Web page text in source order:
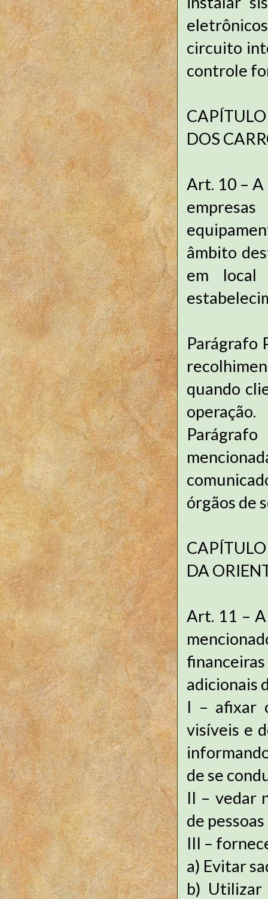
circuito
controle
DOS
Art. 10 – A
âmbito
em local
Parágrafo
quando
operação.
órgãos de
DA
Art. 11 –
adicionais
I – afixar
visíveis e
de se
II – vedar
de
III –
a) Evitar
b) Utilizar